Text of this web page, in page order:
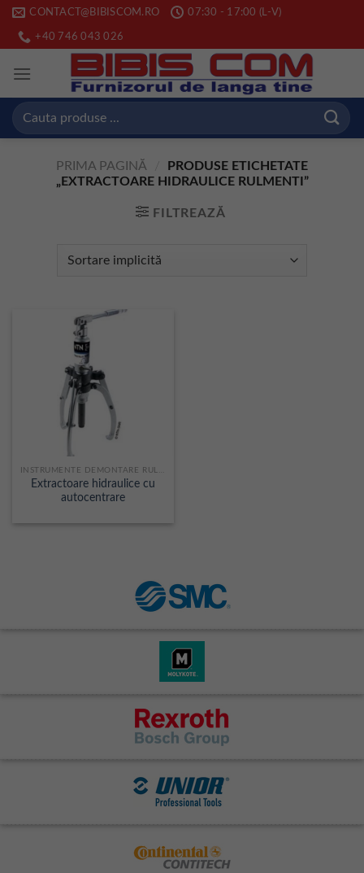
Skip
content
CONTACT@BIBISCOM.RO 07:30 - 17:00 (L-V)
+40 746 043 026
Caută
PRIMA PAGINĂ
PRODUSE ETICHETATE
„EXTRACTOARE HIDRAULICE RULMENTI”
FILTREAZĂ
Extractoare hidraulice cu
autocentrare